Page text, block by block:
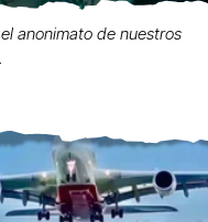
anonimato de nuestros